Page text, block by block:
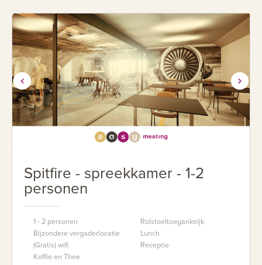
Spitfire - spreekkamer - 1-2
personen
1 - 2 personen
Bijzondere vergaderlocatie
(Gratis) wifi
Koffie en Thee
Rolstoeltoegankeljk
Lunch
Receptie